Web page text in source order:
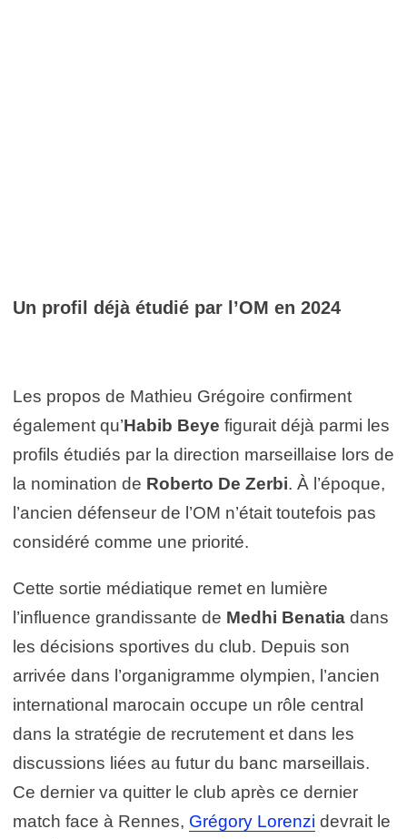
Un profil déjà étudié par l’OM en 2024
Les propos de Mathieu Grégoire confirment
également qu’Habib Beye figurait déjà parmi les
profils étudiés par la direction marseillaise lors de
la nomination de Roberto De Zerbi. À l’époque,
l’ancien défenseur de l’OM n’était toutefois pas
considéré comme une priorité.
Cette sortie médiatique remet en lumière
l’influence grandissante de Medhi Benatia dans
les décisions sportives du club. Depuis son
arrivée dans l’organigramme olympien, l’ancien
international marocain occupe un rôle central
dans la stratégie de recrutement et dans les
discussions liées au futur du banc marseillais.
Ce dernier va quitter le club après ce dernier
match face à Rennes, Grégory Lorenzi devrait le